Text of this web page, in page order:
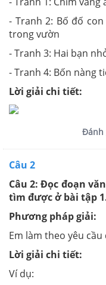
- Tranh 2: Bố đố
trong vườn
- Tranh 3: Hai bạn
- Tranh 4: Bốn nàng
Lời giải chi tiết:
Đánh
Câu 2
Câu 2: Đọc đoạn
tìm được ở bài tập
Phương pháp giải:
Em làm theo yêu cầu
Lời giải chi tiết:
Ví dụ: